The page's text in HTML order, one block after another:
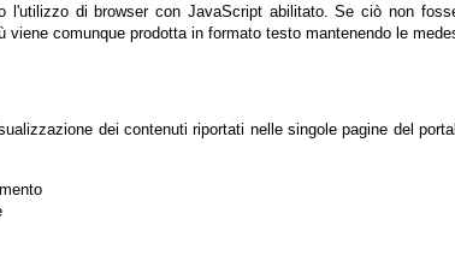
l'utilizzo di browser con JavaScript abilitato. Se ciò non
viene comunque prodotta in formato testo mantenendo le
dei contenuti riportati nelle singole pagine del